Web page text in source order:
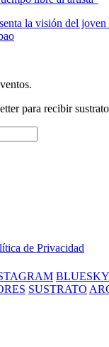
la visión del
para recibir
de Privacidad
BLUESKY
SUSTRATO